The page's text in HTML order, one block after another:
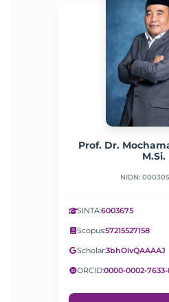
Prof. Dr.
M.Si.
NIDN:
SINTA:6003675
Scopus:57215527158
Scholar:3bhOlvQAAAAJ
ORCID:0000-0002-7633-